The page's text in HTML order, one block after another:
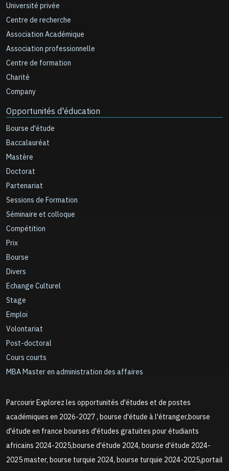
Université privée
Centre de recherche
Association Académique
Association professionnelle
Centre de formation
Charité
Company
Opportunités d'éducation
Bourse d'étude
Baccalauréat
Mastère
Doctorat
Partenariat
Sessions de Formation
Séminaire et colloque
Compétition
Prix
Bourse
Divers
Echange Culturel
Stage
Emploi
Volontariat
Post-doctoral
Cours courts
MBA Master en administration des affaires
Parcourir Explorez les opportunités d'études et de postes
académiques en 2026-2027 , bourse d'étude à l'étranger,bourse
d'étude en france bourses d'études gratuites pour étudiants
africains 2024-2025,bourse d'étude 2024, bourse d'étude 2024-
2025 master, bourse turquie 2024, bourse turquie 2024-2025,portail